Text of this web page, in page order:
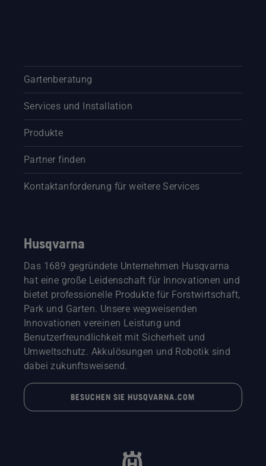
Gartenberatung
Services und Installation
Produkte
Partner finden
Kontaktanforderung für weitere Services
Husqvarna
Das 1689 gegründete Unternehmen Husqvarna
hat eine große Leidenschaft für Innovationen und
bietet professionelle Produkte für Forstwirtschaft,
Park und Garten. Unsere wegweisenden
Innovationen vereinen Leistung und
Benutzerfreundlichkeit mit Sicherheit und
Umweltschutz. Akkulösungen und Robotik sind
dabei zukunftsweisend.
BESUCHEN SIE HUSQVARNA.COM